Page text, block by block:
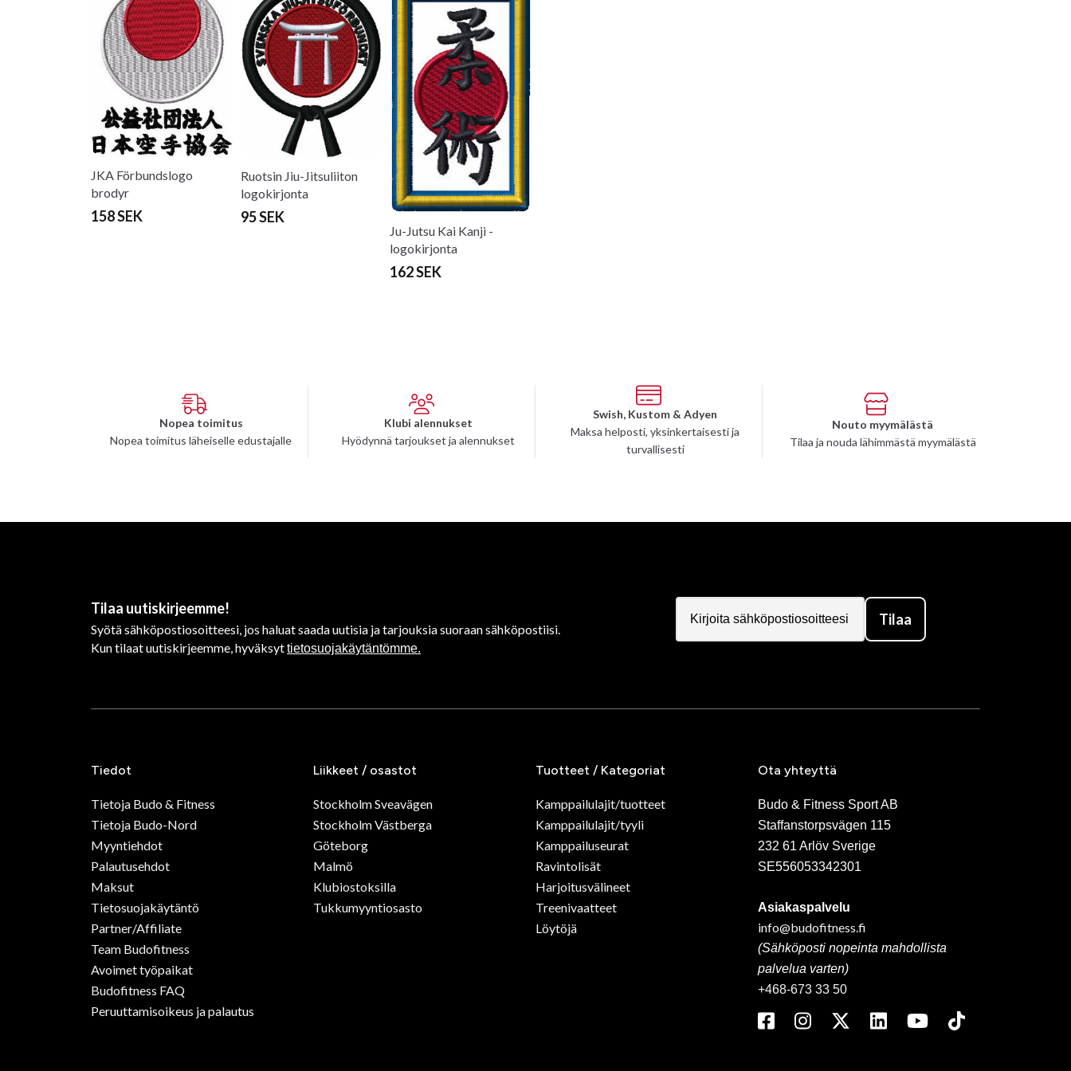
JKA Förbundslogo
brodyr
158 SEK
Ruotsin Jiu-Jitsuliiton
logokirjonta
95 SEK
Ju-Jutsu Kai Kanji -
logokirjonta
162 SEK
Nopea toimitus
Nopea toimitus läheiselle edustajalle
Klubi alennukset
Hyödynnä tarjoukset ja alennukset
Swish, Kustom & Adyen
Maksa helposti, yksinkertaisesti ja
turvallisesti
Nouto myymälästä
Tilaa ja nouda lähimmästä myymälästä
Tilaa uutiskirjeemme!
Syötä sähköpostiosoitteesi, jos haluat saada uutisia ja tarjouksia suoraan sähköpostiisi.
Kun tilaat uutiskirjeemme, hyväksyttietosuojakäytäntömme.
Tilaa
Tiedot
Tietoja Budo & Fitness
Tietoja Budo-Nord
Myyntiehdot
Palautusehdot
Maksut
Tietosuojakäytäntö
Partner/Affiliate
Team Budofitness
Avoimet työpaikat
Budofitness FAQ
Peruuttamisoikeus ja palautus
Liikkeet / osastot
Stockholm Sveavägen
Stockholm Västberga
Göteborg
Malmö
Klubiostoksilla
Tukkumyyntiosasto
Tuotteet / Kategoriat
Kamppailulajit/tuotteet
Kamppailulajit/tyyli
Kamppailuseurat
Ravintolisät
Harjoitusvälineet
Treenivaatteet
Löytöjä
Ota yhteyttä
Budo & Fitness Sport AB
Staffanstorpsvägen 115
232 61 Arlöv Sverige
SE556053342301
Asiakaspalvelu
info@budofitness.fi
(Sähköposti nopeinta mahdollista
palvelua varten)
+468-673 33 50